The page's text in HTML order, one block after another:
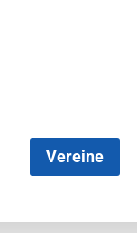
Vereine